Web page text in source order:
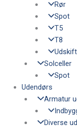
Rør
Spot
T5
T8
Solceller
Spot
Udendørs
Armatur
Diverse